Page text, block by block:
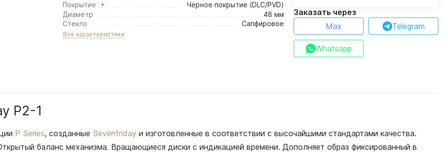
Покрытие
Чёрное покрытие (DLC/PVD)
Диаметр
48 мм
Стекло
Сапфировое
Все характеристики
Заказать через
Max
Telegram
Whatsapp
P2-1
P Series, созданные Sevenfriday и изготовленные в соответствии с высочайшими стандартами качества.
баланс механизма. Вращающиеся диски с индикацией времени. Дополняет образ фиксированный в